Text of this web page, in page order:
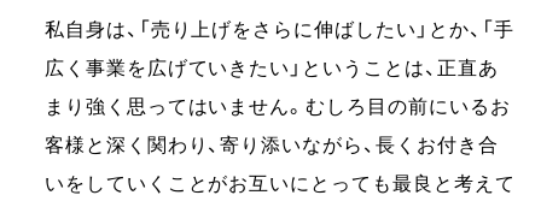
私自身は、「売り上げをさらに伸ばしたい」とか、「手
広く事業を広げていきたい」ということは、正直あ
まり強く思ってはいません。むしろ目の前にいるお
客様と深く関わり、寄り添いながら、長くお付き合
いをしていくことがお互いにとっても最良と考えて